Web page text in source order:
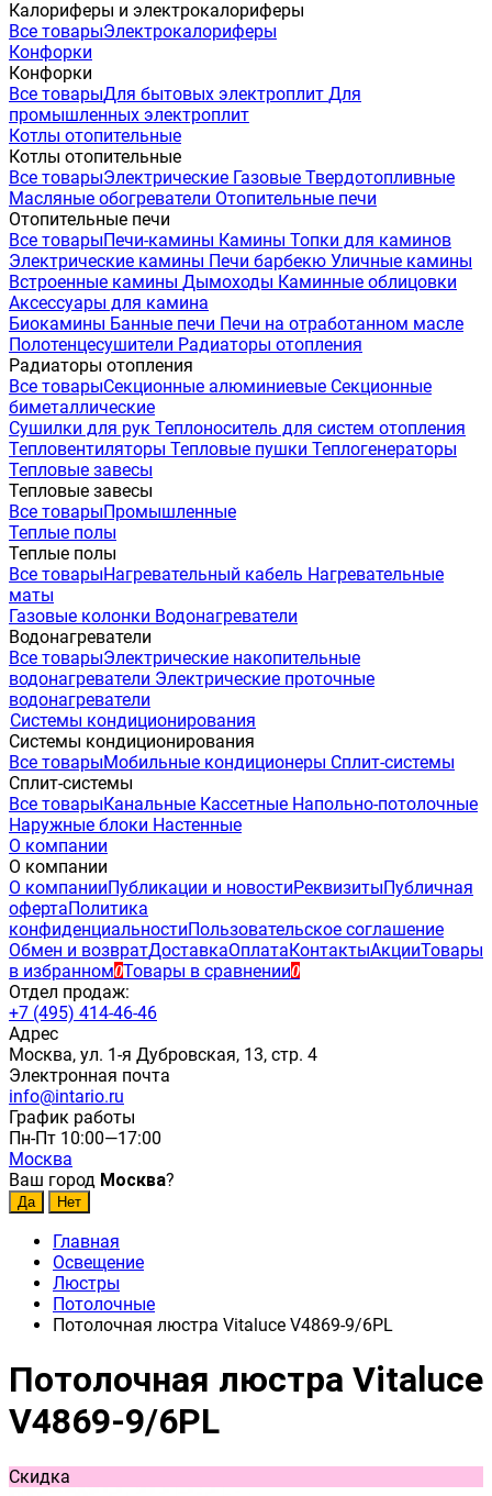
Калориферы и электрокалориферы
Все товарыЭлектрокалориферы
Конфорки
Конфорки
Все товарыДля бытовых электроплит Для
промышленных электроплит
Котлы отопительные
Котлы отопительные
Все товарыЭлектрические Газовые Твердотопливные
Масляные обогреватели Отопительные печи
Отопительные печи
Все товарыПечи-камины Камины Топки для каминов
Электрические камины Печи барбекю Уличные камины
Встроенные камины Дымоходы Каминные облицовки
Аксессуары для камина
Биокамины Банные печи Печи на отработанном масле
Полотенцесушители Радиаторы отопления
Радиаторы отопления
Все товарыСекционные алюминиевые Секционные
биметаллические
Сушилки для рук Теплоноситель для систем отопления
Тепловентиляторы Тепловые пушки Теплогенераторы
Тепловые завесы
Тепловые завесы
Все товарыПромышленные
Теплые полы
Теплые полы
Все товарыНагревательный кабель Нагревательные
маты
Газовые колонки Водонагреватели
Водонагреватели
Все товарыЭлектрические накопительные
водонагреватели Электрические проточные
водонагреватели
Системы кондиционирования
Системы кондиционирования
Все товарыМобильные кондиционеры Сплит-системы
Сплит-системы
Все товарыКанальные Кассетные Напольно-потолочные
Наружные блоки Настенные
О компании
О компании
О компанииПубликации и новостиРеквизитыПубличная
офертаПолитика
конфиденциальностиПользовательское соглашение
Обмен и возвратДоставкаОплатаКонтактыАкцииТовары
в избранном0Товары в сравнении0
Отдел продаж:
+7 (495) 414-46-46
Адрес
Москва, ул. 1-я Дубровская, 13, стр. 4
Электронная почта
info@intario.ru
График работы
Пн-Пт 10:00—17:00
Москва
Ваш город Москва?
Главная
Освещение
Люстры
Потолочные
Потолочная люстра Vitaluce V4869-9/6PL
Потолочная люстра Vitaluce
V4869-9/6PL
Скидка